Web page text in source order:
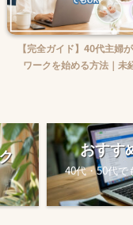
【完全ガイド】40代主婦
ワークを始める方法｜未
おすす
40代・50代で